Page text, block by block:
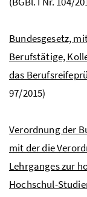
Bundesgesetz,
Berufstätige,
das
97/2015)
Verordnung der
mit der die
Lehrganges zur
Hochschul-